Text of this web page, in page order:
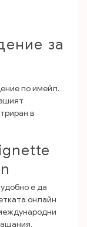
за
по имейл.
в
е да
онлайн